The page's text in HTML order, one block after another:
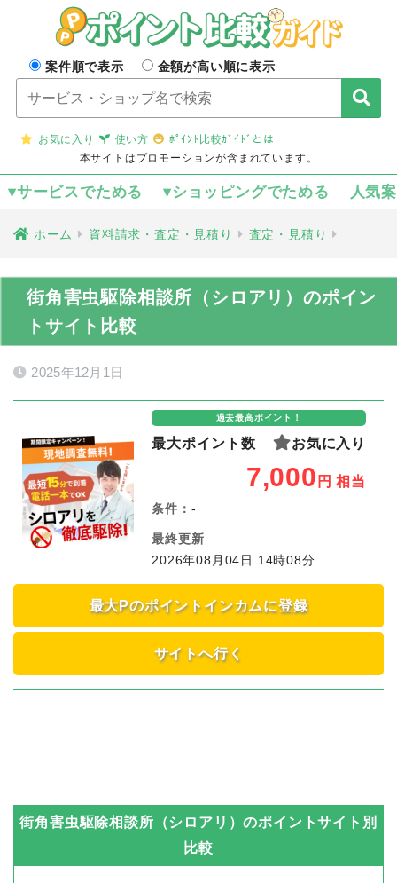
案件順で表示 金額が高い順に表示
お気に入り 使い方
ﾎﾟｲﾝﾄ比較ｶﾞｲﾄﾞとは
本サイトはプロモーションが含まれています。
▾サービスでためる ▾ショッピングでためる 人気
ホーム 資料請求・査定・見積り 査定・見積り
街角害虫駆除相談所（シロアリ）のポイン
トサイト比較
2025年12月1日
過去最高ポイント！
最大ポイント数 お気に入り
7,000 円 相当
条件： -
最終更新
2026年08月04日 14時08分
最大Pのポイントインカムに登録
サイトへ行く
街角害虫駆除相談所（シロアリ）のポイントサイト別
比較